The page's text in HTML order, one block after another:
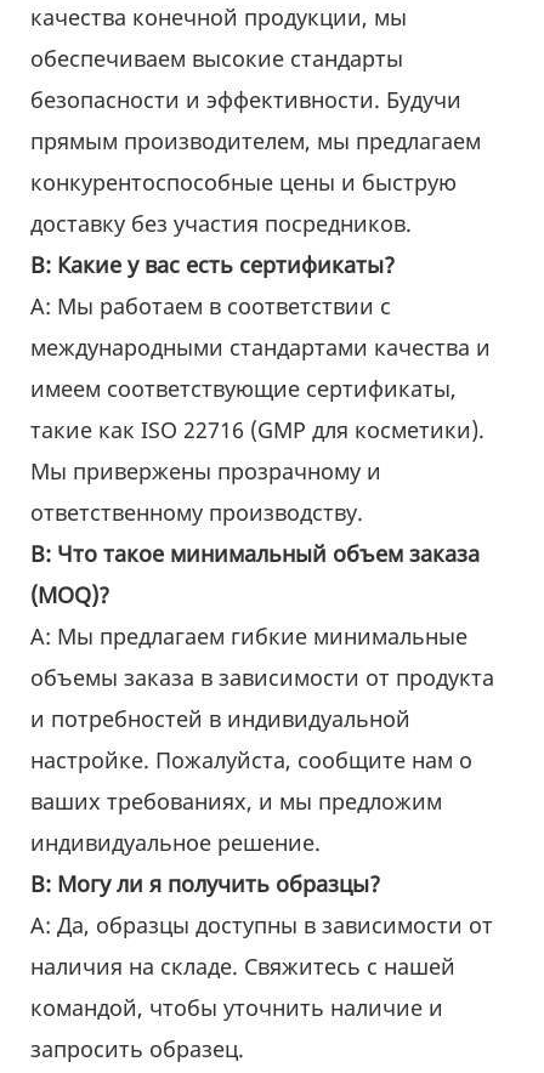
качества конечной продукции, мы
обеспечиваем высокие стандарты
безопасности и эффективности. Будучи
прямым производителем, мы предлагаем
конкурентоспособные цены и быструю
доставку без участия посредников.
В: Какие у вас есть сертификаты?
А: Мы работаем в соответствии с
международными стандартами качества и
имеем соответствующие сертификаты,
такие как ISO 22716 (GMP для косметики).
Мы привержены прозрачному и
ответственному производству.
В: Что такое минимальный объем заказа
(MOQ)?
A: Мы предлагаем гибкие минимальные
объемы заказа в зависимости от продукта
и потребностей в индивидуальной
настройке. Пожалуйста, сообщите нам о
ваших требованиях, и мы предложим
индивидуальное решение.
В: Могу ли я получить образцы?
А: Да, образцы доступны в зависимости от
наличия на складе. Свяжитесь с нашей
командой, чтобы уточнить наличие и
запросить образец.